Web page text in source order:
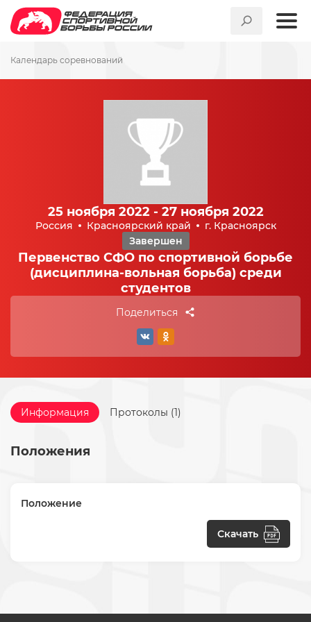
Календарь соревнований
25 ноября 2022 - 27 ноября 2022
Россия Красноярский край
г. Красноярск
Завершен
Первенство СФО по спортивной борьбе
(дисциплина-вольная борьба) среди
студентов
Поделиться
Информация Протоколы (1)
Положения
Положение
Скачать